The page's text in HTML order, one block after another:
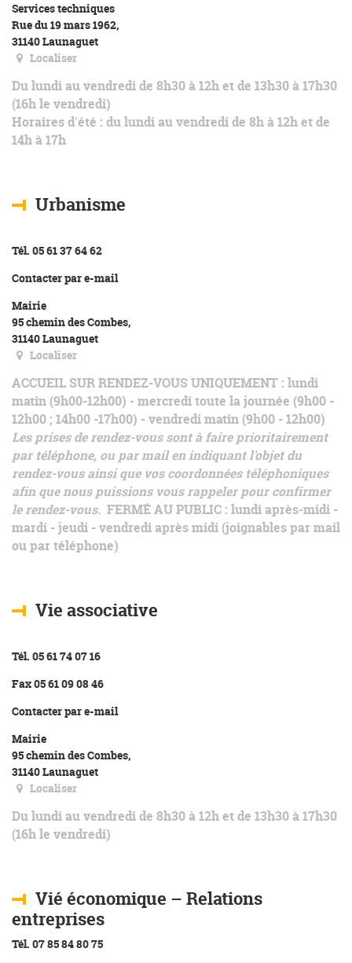
Services techniques
Rue du 19 mars 1962,
31140 Launaguet
Localiser
Du lundi au vendredi de 8h30 à 12h et de 13h30 à 17h30
(16h le vendredi)
Horaires d'été : du lundi au vendredi de 8h à 12h et de
14h à 17h
Urbanisme
Tél. 05 61 37 64 62
Contacter par e-mail
Mairie
95 chemin des Combes,
31140 Launaguet
Localiser
ACCUEIL SUR RENDEZ-VOUS UNIQUEMENT : lundi
matin (9h00-12h00) - mercredi toute la journée (9h00 -
12h00 ; 14h00 -17h00) - vendredi matin (9h00 - 12h00)
Les prises de rendez-vous sont à faire prioritairement
par téléphone, ou par mail en indiquant l'objet du
rendez-vous ainsi que vos coordonnées téléphoniques
afin que nous puissions vous rappeler pour confirmer
le rendez-vous. FERMÉ AU PUBLIC : lundi après-midi -
mardi - jeudi - vendredi après midi (joignables par mail
ou par téléphone)
Vie associative
Tél. 05 61 74 07 16
Fax 05 61 09 08 46
Contacter par e-mail
Mairie
95 chemin des Combes,
31140 Launaguet
Localiser
Du lundi au vendredi de 8h30 à 12h et de 13h30 à 17h30
(16h le vendredi)
Vié économique – Relations
entreprises
Tél. 07 85 84 80 75